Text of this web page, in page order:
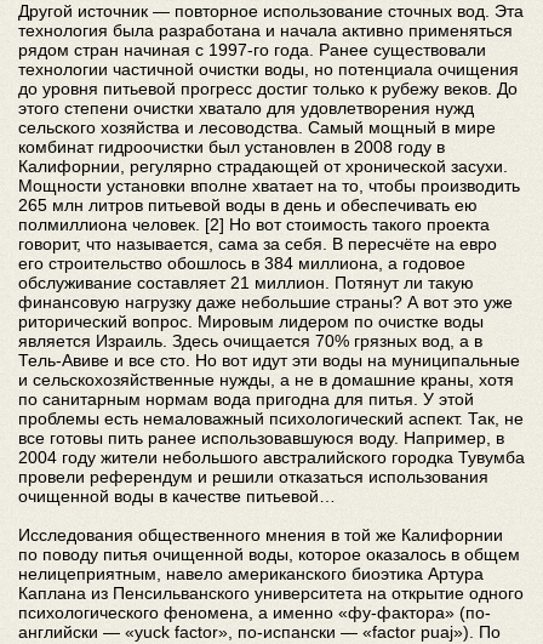
Другой источник — повторное использование сточных вод. Эта
технология была разработана и начала активно применяться
рядом стран начиная с 1997-го года. Ранее существовали
технологии частичной очистки воды, но потенциала очищения
до уровня питьевой прогресс достиг только к рубежу веков. До
этого степени очистки хватало для удовлетворения нужд
сельского хозяйства и лесоводства. Самый мощный в мире
комбинат гидроочистки был установлен в 2008 году в
Калифорнии, регулярно страдающей от хронической засухи.
Мощности установки вполне хватает на то, чтобы производить
265 млн литров питьевой воды в день и обеспечивать ею
полмиллиона человек. [2] Но вот стоимость такого проекта
говорит, что называется, сама за себя. В пересчёте на евро
его строительство обошлось в 384 миллиона, а годовое
обслуживание составляет 21 миллион. Потянут ли такую
финансовую нагрузку даже небольшие страны? А вот это уже
риторический вопрос. Мировым лидером по очистке воды
является Израиль. Здесь очищается 70% грязных вод, а в
Тель-Авиве и все сто. Но вот идут эти воды на муниципальные
и сельскохозяйственные нужды, а не в домашние краны, хотя
по санитарным нормам вода пригодна для питья. У этой
проблемы есть немаловажный психологический аспект. Так, не
все готовы пить ранее использовавшуюся воду. Например, в
2004 году жители небольшого австралийского городка Тувумба
провели референдум и решили отказаться использования
очищенной воды в качестве питьевой…
Исследования общественного мнения в той же Калифорнии
по поводу питья очищенной воды, которое оказалось в общем
нелицеприятным, навело американского биоэтика Артура
Каплана из Пенсильванского университета на открытие одного
психологического феномена, а именно «фу-фактора» (по-
английски — «yuck factor», по-испански — «factor puaj»). По